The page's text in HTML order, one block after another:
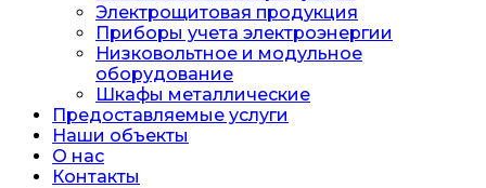
Электрощитовая продукция
Приборы учета электроэнергии
Низковольтное и модульное
оборудование
Шкафы металлические
Предоставляемые услуги
Наши объекты
О нас
Контакты